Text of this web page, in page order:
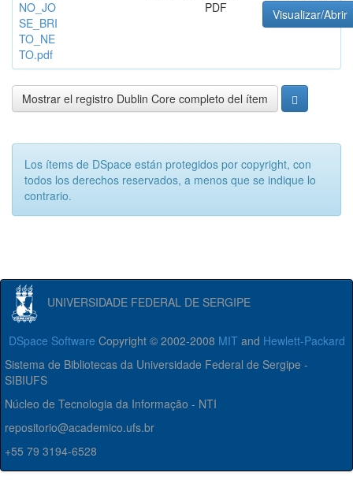
NO_JO
SE_BRI
TO_NE
TO.pdf
PDF
Visualizar/Abrir
Mostrar el registro Dublin Core completo del ítem
Los ítems de DSpace están protegidos por copyright, con
todos los derechos reservados, a menos que se indique lo
contrario.
UNIVERSIDADE FEDERAL DE SERGIPE
DSpace Software Copyright © 2002-2008 MIT and Hewlett-Packard
Sistema de Bibliotecas da Universidade Federal de Sergipe -
SIBIUFS
Núcleo de Tecnologia da Informação - NTI
repositorio@academico.ufs.br
+55 79 3194-6528